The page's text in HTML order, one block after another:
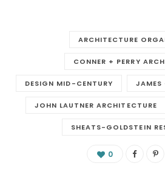
ARCHITECTURE
CONNER + PERRY
DESIGN MID-CENTURY JAMES
JOHN LAUTNER ARCHITECTURE
SHEATS-GOLDSTEIN
0